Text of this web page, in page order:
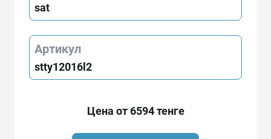
sat
Артикул
stty12016l2
Цена от 6594 тенге